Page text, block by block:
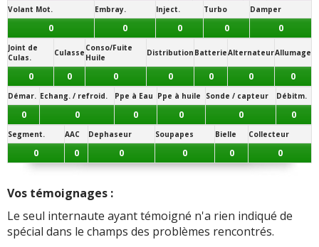
-Pour le moment j'ai aucun problème(+)
-électronique ,sièges électrique chauffant, ventilant,
massant(+)
-Moteur remplacer à 83000 Km bielle HS(+)
Pour le moment aucun dysfonctionnement sur un
kilométrage de 33000km. Entretien chaque années et
vidange aussi même si je n'ai pas fait le nombre d ...Lire
la suite >>
-1 bug électronique une seule fois
-Ecran et module hs apparemment diagnostic - Total de
changement 1550€ - Voiture-3ans - Bruit arrière comme
Volant Mot. Embray. Inject. Turbo Damper
0 0 0 0 0
Joint de
Culas.
Culasse Conso/Fuite
Huile
Distribution BatterieAlternateurAllumage
0 0 0 0 0 0 0
Démar. Echang. / refroid. Ppe à Eau Ppe à huile Sonde / capteur Débitm.
0 0 0 0 0 0
Segment. AAC Dephaseur Soupapes Bielle Collecteur
0 0 0 0 0 0
Vos témoignages :
Le seul internaute ayant témoigné n'a rien indiqué de
spécial dans le champs des problèmes rencontrés.